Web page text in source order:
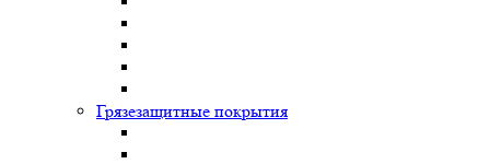
Грязезащитные покрытия